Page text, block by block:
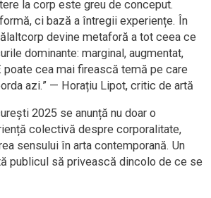
la corp este greu de conceput.
ci bază a întregii experiențe. În
devine metaforă a tot ceea ce
dominante: marginal, augmentat,
cea mai firească temă pe care
azi.” — Horațiu Lipot, critic de artă
2025 se anunță nu doar o
colectivă despre corporalitate,
sensului în arta contemporană. Un
publicul să privească dincolo de ce se